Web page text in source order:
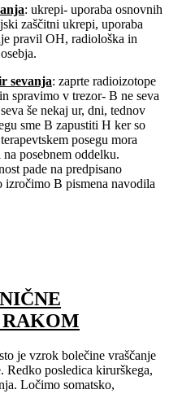
: ukrepi- uporaba osnovnih
zaščitni ukrepi, uporaba
pravil OH, radiološka in
sevanja: zaprte radioizotope
spravimo v trezor- B ne seva
še nekaj ur, dni, tednov
sme B zapustiti H ker so
posegu mora
posebnem oddelku.
pade na predpisano
izročimo B pismena navodila
je vzrok bolečine vraščanje
Redko posledica kirurškega,
Ločimo somatsko,